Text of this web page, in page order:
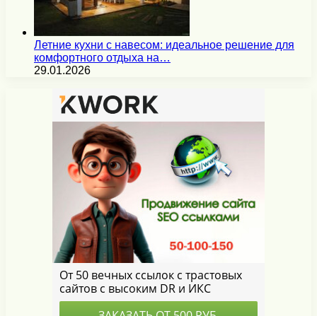
Летние кухни с навесом: идеальное решение для
комфортного отдыха на…
29.01.2026